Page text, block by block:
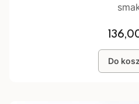
Cena
Do